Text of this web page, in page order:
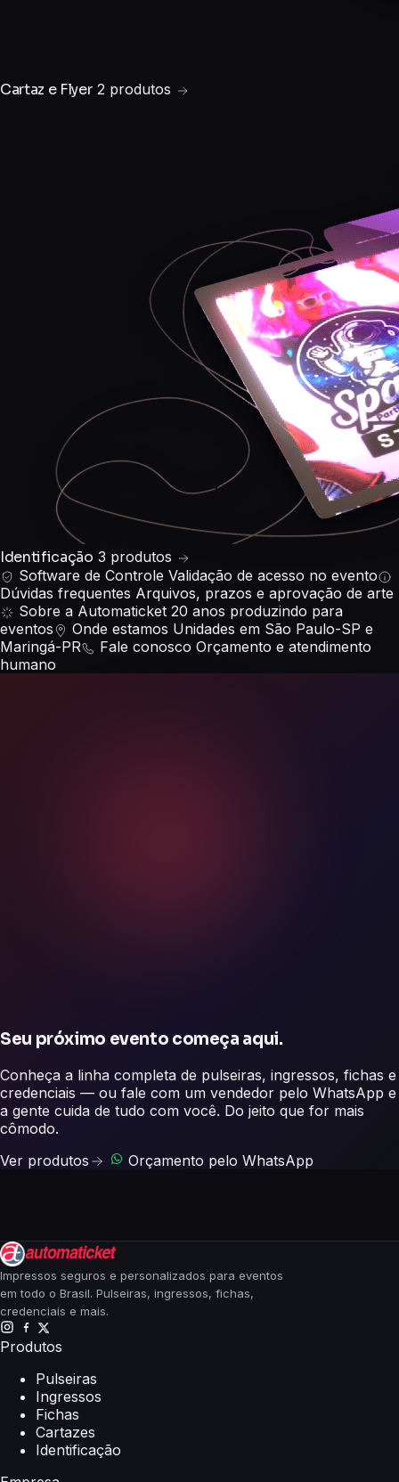
Cartaz e Flyer 2 produtos
Identificação 3 produtos
Software de Controle Validação de acesso no evento
Dúvidas frequentes Arquivos, prazos e aprovação de arte
Sobre a Automaticket 20 anos produzindo para
eventos
Onde estamos Unidades em São Paulo-SP e
Maringá-PR
Fale conosco Orçamento e atendimento
humano
Seu próximo evento começa aqui.
Conheça a linha completa de pulseiras, ingressos, fichas e
credenciais — ou fale com um vendedor pelo WhatsApp e
a gente cuida de tudo com você. Do jeito que for mais
cômodo.
Ver produtos
Orçamento pelo WhatsApp
Impressos seguros e personalizados para eventos
em todo o Brasil. Pulseiras, ingressos, fichas,
credenciais e mais.
Produtos
Pulseiras
Ingressos
Fichas
Cartazes
Identificação